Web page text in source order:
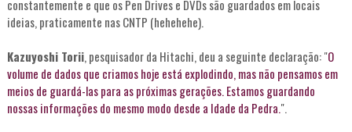
constantemente e que os Pen Drives e DVDs são guardados em locais
ideias, praticamente nas CNTP (hehehehe).
Kazuyoshi Torii, pesquisador da Hitachi, deu a seguinte declaração: "O
volume de dados que criamos hoje está explodindo, mas não pensamos em
meios de guardá-las para as próximas gerações. Estamos guardando
nossas informações do mesmo modo desde a Idade da Pedra.".